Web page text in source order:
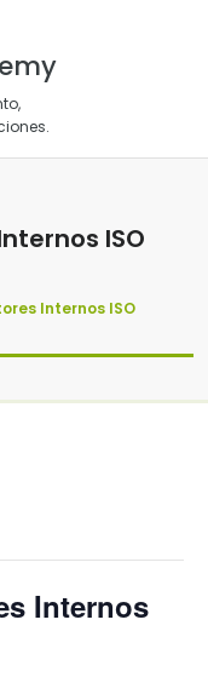
ISO
Internos ISO
Internos